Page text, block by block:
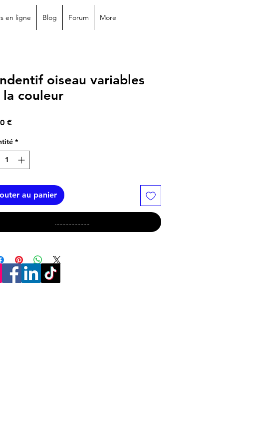
oiseau variables
la couleur
€Prix
*
au panier
.......................
en ligne Blog Forum More